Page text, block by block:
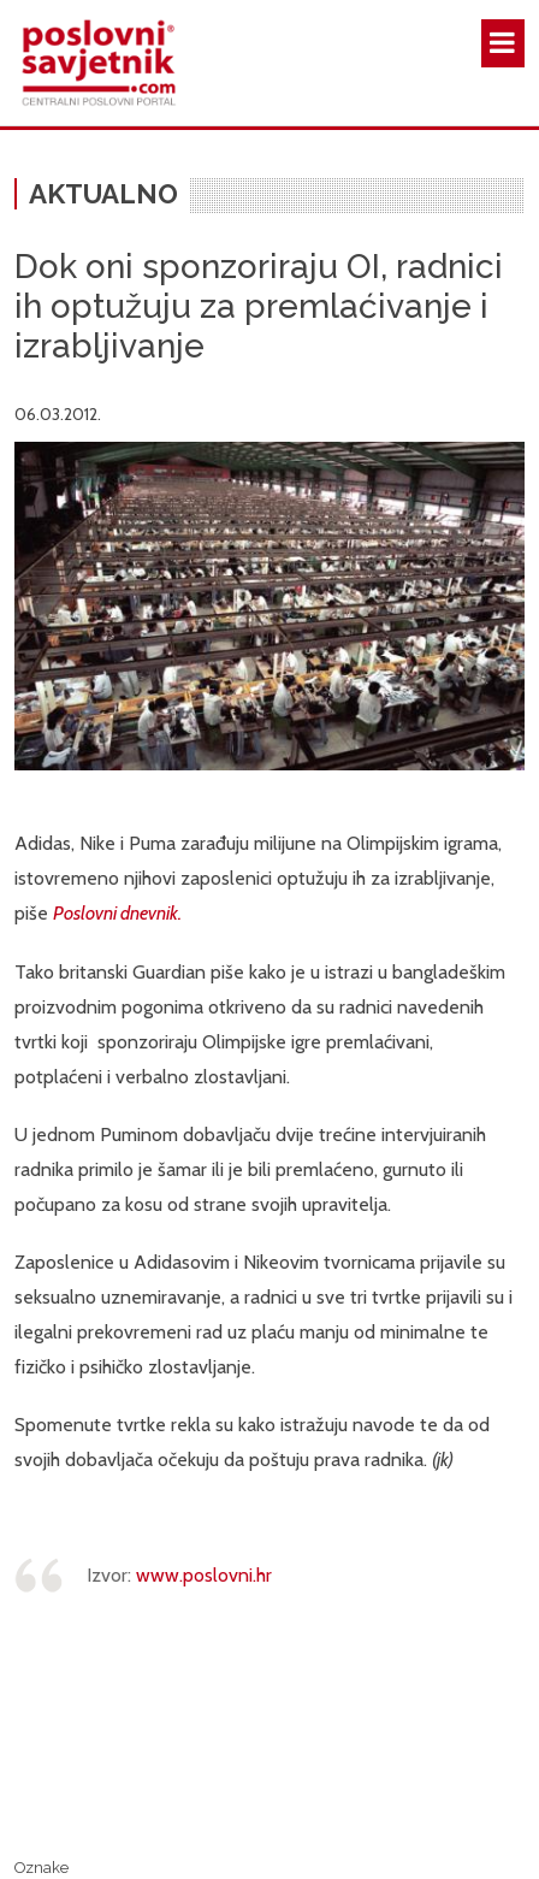
AKTUALNO
Dok oni sponzoriraju OI, radnici
ih optužuju za premlaćivanje i
izrabljivanje
06.03.2012.
Adidas, Nike i Puma zarađuju milijune na Olimpijskim igrama,
istovremeno njihovi zaposlenici optužuju ih za izrabljivanje,
piše Poslovni dnevnik.
Tako britanski Guardian piše kako je u istrazi u bangladeškim
proizvodnim pogonima otkriveno da su radnici navedenih
tvrtki koji sponzoriraju Olimpijske igre premlaćivani,
potplaćeni i verbalno zlostavljani.
U jednom Puminom dobavljaču dvije trećine intervjuiranih
radnika primilo je šamar ili je bili premlaćeno, gurnuto ili
počupano za kosu od strane svojih upravitelja.
Zaposlenice u Adidasovim i Nikeovim tvornicama prijavile su
seksualno uznemiravanje, a radnici u sve tri tvrtke prijavili su i
ilegalni prekovremeni rad uz plaću manju od minimalne te
fizičko i psihičko zlostavljanje.
Spomenute tvrtke rekla su kako istražuju navode te da od
svojih dobavljača očekuju da poštuju prava radnika. (jk)
Izvor: www.poslovni.hr
Oznake